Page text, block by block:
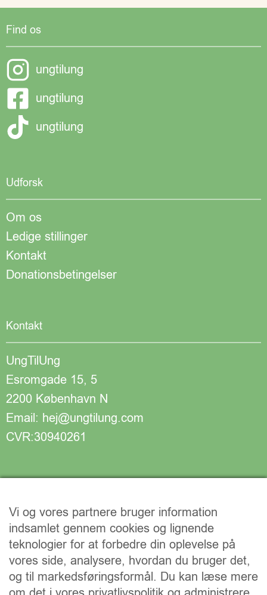
Find os
ungtilung
ungtilung
ungtilung
Udforsk
Om os
Ledige stillinger
Kontakt
Donationsbetingelser
Kontakt
UngTilUng
Esromgade 15, 5
2200 København N
Email: hej@ungtilung.com
CVR:30940261
Vi og vores partnere bruger information
indsamlet gennem cookies og lignende
teknologier for at forbedre din oplevelse på
vores side, analysere, hvordan du bruger det,
og til markedsføringsformål. Du kan læse mere